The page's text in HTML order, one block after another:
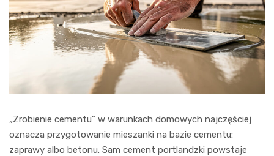
„Zrobienie cementu” w warunkach domowych najczęściej
oznacza przygotowanie mieszanki na bazie cementu:
zaprawy albo betonu. Sam cement portlandzki powstaje